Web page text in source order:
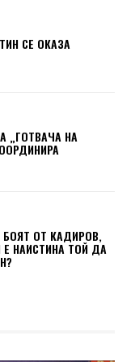
СЕ ОКАЗА
„ГОТВАЧА НА
ОТ КАДИРОВ,
НАИСТИНА ТОЙ ДА